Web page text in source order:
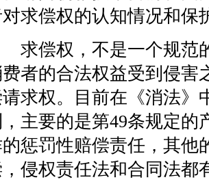
求偿权的认知情况和保
偿权，不是一个规范
者的合法权益受到侵害
求权。目前在《消法》
主要的是第49条规定的
惩罚性赔偿责任，其他
侵权责任法和合同法都